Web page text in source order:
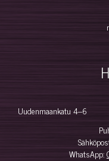
Uudenmaankatu 4–6
WhatsApp: